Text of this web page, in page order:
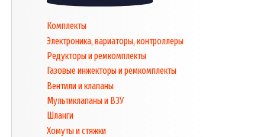
Комплекты
Электроника, вариаторы, контроллеры
Редукторы и ремкомплекты
Газовые инжекторы и ремкомплекты
Вентили и клапаны
Мультиклапаны и ВЗУ
Шланги
Хомуты и стяжки